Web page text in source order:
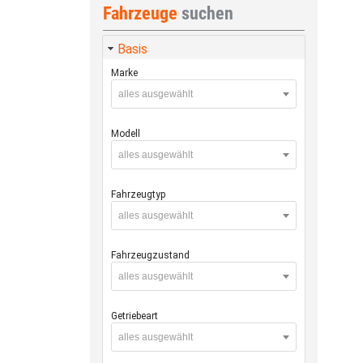
Fahrzeuge suchen
Basis
Marke
alles ausgewählt
Modell
alles ausgewählt
Fahrzeugtyp
alles ausgewählt
Fahrzeugzustand
alles ausgewählt
Getriebeart
alles ausgewählt